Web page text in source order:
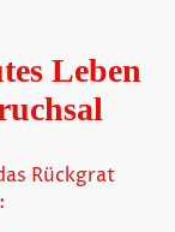
Leben
Rückgrat